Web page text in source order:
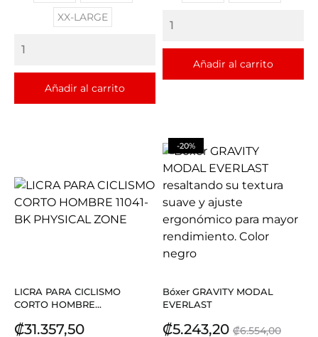
XX-LARGE
Añadir al carrito
Añadir al carrito
LICRA PARA CICLISMO
CORTO HOMBRE...
Precio
₡31.357,50
Bóxer GRAVITY MODAL
EVERLAST
Precio
₡5.243,20 Precio
₡6.554,00
-20%